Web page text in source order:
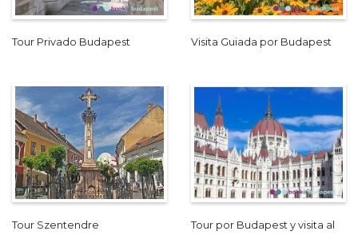
Tour Privado Budapest Visita Guiada por Budapest
Tour Szentendre
Tour por Budapest y visita al